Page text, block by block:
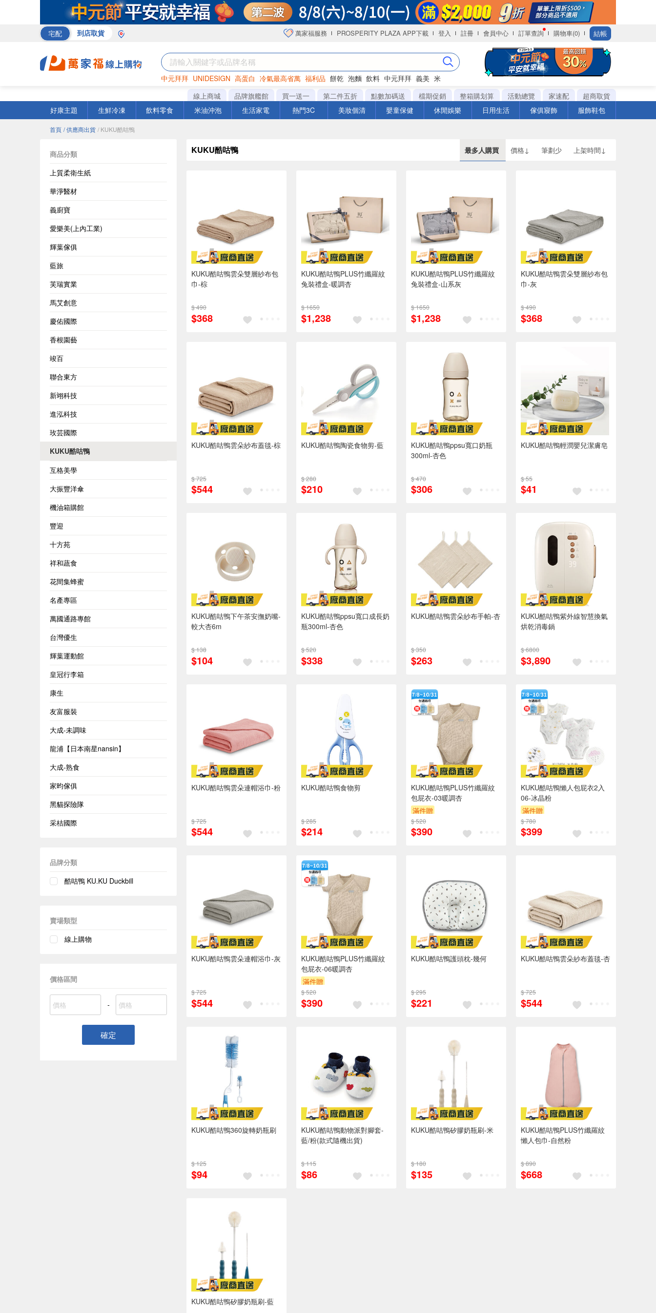
宅配 到店取貨 萬家福服務 PROSPERITY PLAZA APP下載 登入 註冊 會員中心 訂單查詢 購物車(0) 結帳
中元拜拜 UNIDESIGN 高蛋白 冷氣最高省萬 福利品 餅乾 泡麵 飲料 中元拜拜 義美 米
罐頭 咖啡 海苔
線上商城 品牌旗艦館 買一送一 第二件五折 點數加碼送 檔期促銷 整箱購划算 活動總覽 家速配
超商取貨
好康主題
生鮮冷凍 飲料零食 米油沖泡 生活家電 熱門3C 美妝個清 嬰童保健 休閒娛樂 日用生活 傢俱寢飾 服飾鞋包
首頁 / 供應商出貨 / KUKU酷咕鴨
商品分類
上質柔衛生紙
華淨醫材
義廚寶
愛樂美(上內工業)
輝葉傢俱
藍旅
芙瑞實業
馬艾創意
慶佑國際
香根園藝
竣百
聯合東方
新翊科技
進泓科技
玫芸國際
KUKU酷咕鴨
互格美學
大振豐洋傘
機油箱購館
豐迎
十方苑
祥和蔬食
花間集蜂蜜
名產專區
萬國通路專館
台灣優生
輝葉運動館
皇冠行李箱
康生
友富服裝
大成-未調味
龍浦【日本南星nansin】
大成-熟食
家昀傢俱
黑貓探險隊
采桔國際
品牌分類
酷咕鴨 KU.KU Duckbill
賣場類型
線上購物
價格區間
-
確定
KUKU酷咕鴨 最多人購買 價格↓ 筆劃少 上架時間↓
KUKU酷咕鴨雲朵雙層紗布包
巾-棕
$ 490
$368
KUKU酷咕鴨PLUS竹纖羅紋
兔裝禮盒-暖調杏
$ 1650
$1,238
KUKU酷咕鴨PLUS竹纖羅紋
兔裝禮盒-山系灰
$ 1650
$1,238
KUKU酷咕鴨雲朵雙層紗布包
巾-灰
$ 490
$368
KUKU酷咕鴨雲朵紗布蓋毯-棕
$ 725
$544
KUKU酷咕鴨陶瓷食物剪-藍
$ 280
$210
KUKU酷咕鴨ppsu寬口奶瓶
300ml-杏色
$ 470
$306
KUKU酷咕鴨輕潤嬰兒潔膚皂
$ 55
$41
KUKU酷咕鴨下午茶安撫奶嘴-
較大杏6m
$ 138
$104
KUKU酷咕鴨ppsu寬口成長奶
瓶300ml-杏色
$ 520
$338
KUKU酷咕鴨雲朵紗布手帕-杏
$ 350
$263
KUKU酷咕鴨紫外線智慧換氣
烘乾消毒鍋
$ 6800
$3,890
KUKU酷咕鴨雲朵連帽浴巾-粉
$ 725
$544
KUKU酷咕鴨食物剪
$ 285
$214
KUKU酷咕鴨PLUS竹纖羅紋
包屁衣-03暖調杏
滿件贈
$ 520
$390
KUKU酷咕鴨懶人包屁衣2入
06-冰晶粉
滿件贈
$ 780
$399
KUKU酷咕鴨雲朵連帽浴巾-灰
$ 725
$544
KUKU酷咕鴨PLUS竹纖羅紋
包屁衣-06暖調杏
滿件贈
$ 520
$390
KUKU酷咕鴨護頭枕-幾何
$ 295
$221
KUKU酷咕鴨雲朵紗布蓋毯-杏
$ 725
$544
KUKU酷咕鴨360旋轉奶瓶刷
$ 125
$94
KUKU酷咕鴨動物派對腳套-
藍/粉(款式隨機出貨)
$ 115
$86
KUKU酷咕鴨矽膠奶瓶刷-米
$ 180
$135
KUKU酷咕鴨PLUS竹纖羅紋
懶人包巾-自然粉
$ 890
$668
KUKU酷咕鴨矽膠奶瓶刷-藍